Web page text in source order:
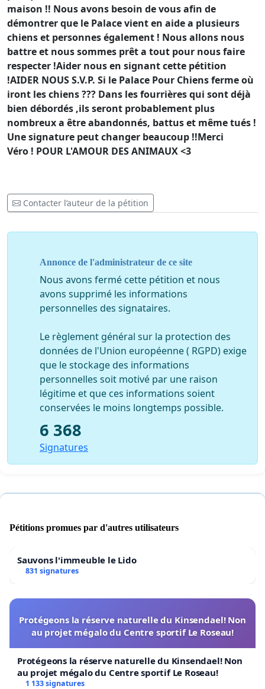
maison !! Nous avons besoin de vous afin de
démontrer que le Palace vient en aide a plusieurs
chiens et personnes également ! Nous allons nous
battre et nous sommes prêt a tout pour nous faire
respecter !Aider nous en signant cette pétition
!AIDER NOUS S.V.P. Si le Palace Pour Chiens ferme où
iront les chiens ??? Dans les fourrières qui sont déjà
bien débordés ,ils seront probablement plus
nombreux a être abandonnés, battus et même tués !
Une signature peut changer beaucoup !!Merci
Véro ! POUR L'AMOUR DES ANIMAUX <3
Contacter l’auteur de la pétition
Annonce de l'administrateur de ce site
Nous avons fermé cette pétition et nous
avons supprimé les informations
personnelles des signataires.
Le règlement général sur la protection des
données de l'Union européenne ( RGPD) exige
que le stockage des informations
personnelles soit motivé par une raison
légitime et que ces informations soient
conservées le moins longtemps possible.
6 368
Signatures
Pétitions promues par d'autres utilisateurs
Sauvons l'immeuble le Lido
831 signatures
Protégeons la réserve naturelle du Kinsendael! Non
au projet mégalo du Centre sportif Le Roseau!
Protégeons la réserve naturelle du Kinsendael! Non
au projet mégalo du Centre sportif Le Roseau!
1 133 signatures